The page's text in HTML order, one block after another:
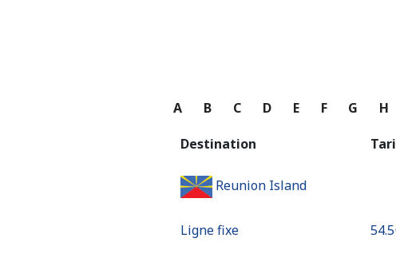
A B C D E F G H
Destination
Reunion Island
Ligne fixe